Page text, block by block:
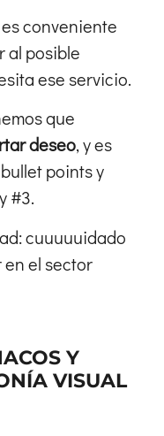
conveniente
al posible
ese servicio.
que
deseo, y es
points y
#3.
cuuuuuidado
el sector
Y
VISUAL